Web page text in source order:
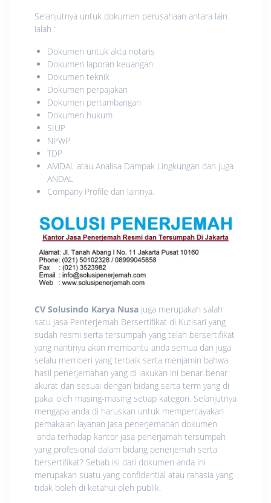
Selanjutnya untuk dokumen perusahaan antara lain
ialah :
Dokumen untuk akta notaris
Dokumen laporan keuangan
Dokumen teknik
Dokumen perpajakan
Dokumen pertambangan
Dokumen hukum
SIUP
NPWP
TDP
AMDAL atau Analisa Dampak Lingkungan dan juga
ANDAL
Company Profile dan lainnya.
CV Solusindo Karya Nusa juga merupakah salah
satu Jasa Penterjemah Bersertifikat di Kutisari yang
sudah resmi serta tersumpah yang telah bersertifikat
yang nantinya akan membantu anda semua dan juga
selalu memberi yang terbaik serta menjamin bahwa
hasil penerjemahan yang di lakukan ini benar-benar
akurat dan sesuai dengan bidang serta term yang di
pakai oleh masing-masing setiap kategori. Selanjutnya
mengapa anda di haruskan untuk mempercayakan
pemakaian layanan jasa penerjemahan dokumen
anda terhadap kantor jasa penerjamah tersumpah
yang profesional dalam bidang penerjemah serta
bersertifikat? Sebab isi dari dokumen anda ini
merupakan suatu yang confidential atau rahasia yang
tidak boleh di ketahui oleh publik.